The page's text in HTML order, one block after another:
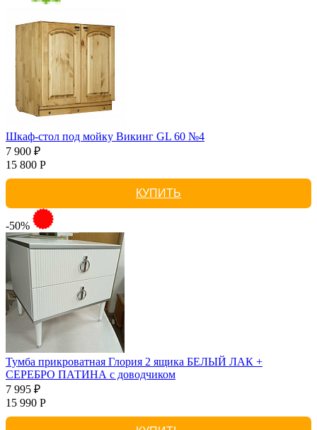
Шкаф-стол под мойку Викинг GL 60 №4
7 900 ₽
15 800 Р
КУПИТЬ
-50%
Тумба прикроватная Глория 2 ящика БЕЛЫЙ ЛАК +
СЕРЕБРО ПАТИНА с доводчиком
7 995 ₽
15 990 Р